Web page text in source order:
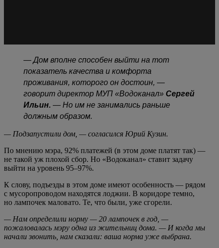
— Дом вполне способен выйти на тот
показатель качества и комфорта
проживания, которого он достоин, —
говорит директор МУП «Водоканал» Сергей
Ильин. — Но им не занимались раньше
должным образом.
— Подзапустили дом, — согласился Юрий Кузин.
По мнению мэра, 92% платежей (в этом доме платят так) —
не такой уж плохой сбор. Но «Водоканал» ставит задачу
выйти на уровень 95–97%.
К слову, подъезды в этом доме имеют особенность — рядом
с мусоропроводом находятся лоджии. В коридоре темно,
но лампочек маловато. Те, что были, уже сгорели.
— Нам определили норму — 20 лампочек в год, —
пожаловалась мэру одна из жительниц дома. — И когда мы
начали звонить, нам сказали: ваша норма уже выбрана.